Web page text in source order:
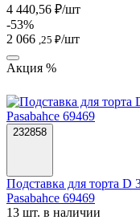
4 440,56 ₽/шт
-53%
2 066 ,25 ₽/шт
Акция %
232858
Подставка для торта D
Pasabahce 69469
13 шт. в наличии